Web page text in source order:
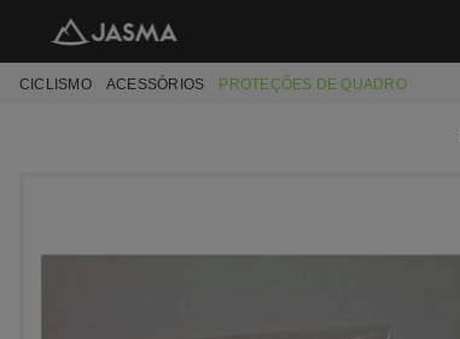
CICLISMO ACESSÓRIOS PROTEÇÕES DE QUADRO